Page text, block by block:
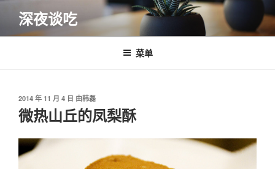
内
深夜谈吃
菜单
发
布
于
2014 年 11 月 4 日 由韩磊
微热山丘的凤梨酥